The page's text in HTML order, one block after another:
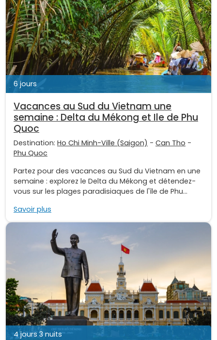
6 jours
Vacances au Sud du Vietnam une
semaine : Delta du Mékong et Ile de Phu
Quoc
Destination: Ho Chi Minh-Ville (Saigon) - Can Tho -
Phu Quoc
Partez pour des vacances au Sud du Vietnam en une
semaine : explorez le Delta du Mékong et détendez-
vous sur les plages paradisiaques de l'île de Phu...
Savoir plus
4 jours 3 nuits